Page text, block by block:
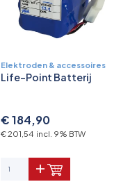
Elektroden & accessoires
Life-Point Batterij
€ 184,90
€ 201,54 incl. 9% BTW